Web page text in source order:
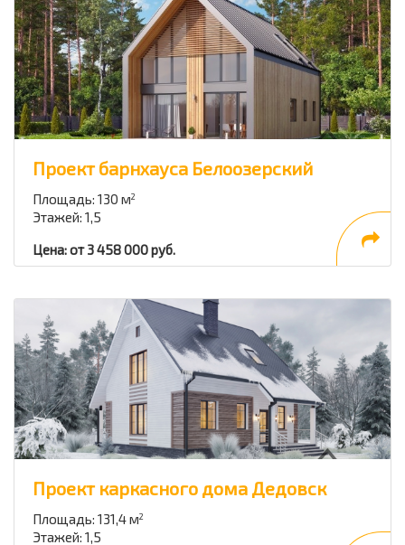
Проект барнхауса Белоозерский
Площадь: 130 м2
Этажей: 1,5
Цена: от 3 458 000 руб.
Проект каркасного дома Дедовск
Площадь: 131,4 м2
Этажей: 1,5